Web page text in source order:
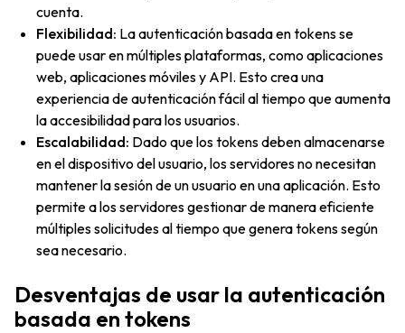
cuenta.
Flexibilidad: La autenticación basada en tokens se
puede usar en múltiples plataformas, como aplicaciones
web, aplicaciones móviles y API. Esto crea una
experiencia de autenticación fácil al tiempo que aumenta
la accesibilidad para los usuarios.
Escalabilidad: Dado que los tokens deben almacenarse
en el dispositivo del usuario, los servidores no necesitan
mantener la sesión de un usuario en una aplicación. Esto
permite a los servidores gestionar de manera eficiente
múltiples solicitudes al tiempo que genera tokens según
sea necesario.
Desventajas de usar la autenticación
basada en tokens